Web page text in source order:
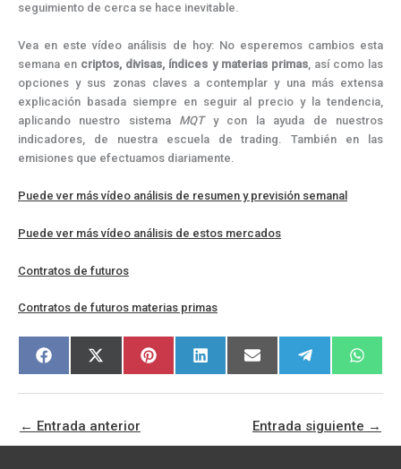
seguimiento de cerca se hace inevitable.
Vea en este vídeo análisis de hoy: No esperemos cambios esta
semana en criptos, divisas, índices y materias primas, así como las
opciones y sus zonas claves a contemplar y una más extensa
explicación basada siempre en seguir al precio y la tendencia,
aplicando nuestro sistema MQTy con la ayuda de nuestros
indicadores, de nuestra escuela de trading. También en las
emisiones que efectuamos diariamente.
Puede ver más vídeo análisis de resumen y previsión semanal
Puede ver más vídeo análisis de estos mercados
Contratos de futuros
Contratos de futuros materias primas
Compartir
en
F
a
e
o
o
Compartir
en
X
(
w
t
Compartir
en
P
i
t
Compartir
en
L
i
k
Compartir
en
E
m
i
Compartir
en
e
e
r
a
en
W
h
t
p
← Entrada anterior Entrada siguiente →